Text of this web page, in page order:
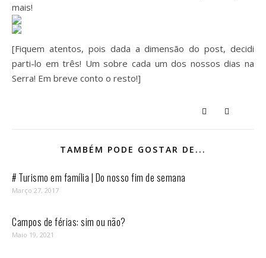
mais!
[Fiquem atentos, pois dada a dimensão do post, decidi
parti-lo em três! Um sobre cada um dos nossos dias na
Serra! Em breve conto o resto!]
TAMBÉM PODE GOSTAR DE...
# Turismo em família | Do nosso fim de semana
Março 27, 2017
Campos de férias: sim ou não?
Maio 19, 2021